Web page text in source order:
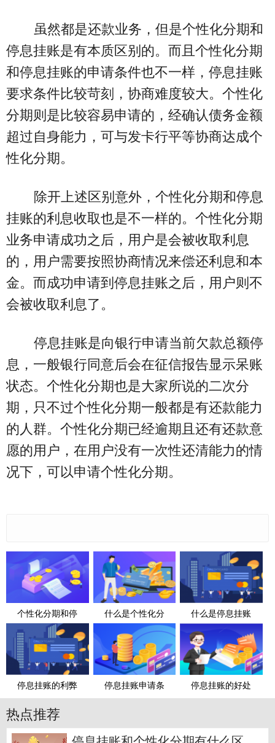
虽然都是还款业务，但是个性化分期和
停息挂账是有本质区别的。而且个性化分期
和停息挂账的申请条件也不一样，停息挂账
要求条件比较苛刻，协商难度较大。个性化
分期则是比较容易申请的，经确认债务金额
超过自身能力，可与发卡行平等协商达成个
性化分期。
除开上述区别意外，个性化分期和停息
挂账的利息收取也是不一样的。个性化分期
业务申请成功之后，用户是会被收取利息
的，用户需要按照协商情况来偿还利息和本
金。而成功申请到停息挂账之后，用户则不
会被收取利息了。
停息挂账是向银行申请当前欠款总额停
息，一般银行同意后会在征信报告显示呆账
状态。个性化分期也是大家所说的二次分
期，只不过个性化分期一般都是有还款能力
的人群。个性化分期已经逾期且还有还款意
愿的用户，在用户没有一次性还清能力的情
况下，可以申请个性化分期。
个性化分期和停 什么是个性化分 什么是停息挂账
停息挂账的利弊 停息挂账申请条 停息挂账的好处
热点推荐